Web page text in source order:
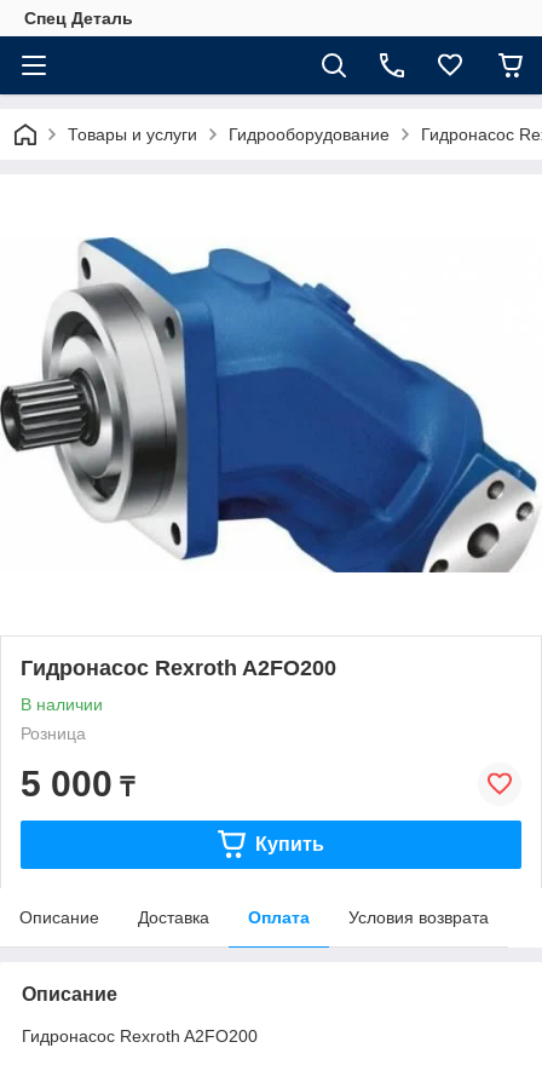
Спец Деталь
Товары и услуги Гидрооборудование Гидронасос
Гидронасос Rexroth A2FO200
В наличии
Розница
5 000 ₸
Купить
Описание Доставка Оплата Условия возврата
Описание
Гидронасос Rexroth A2FO200